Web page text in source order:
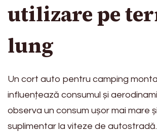
utilizare pe
lung
Un cort auto pentru camping
influențează consumul și
observa un consum ușor mai mare
suplimentar la viteze de